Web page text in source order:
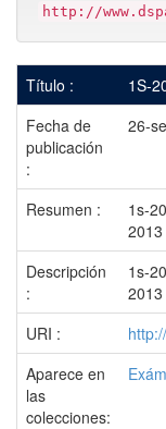
http://
Título :
1S-
Fecha de
publicación
:
26-
Resumen :
1s-
2013
Descripción
:
1s-
2013
URI :
Aparece en
las
colecciones: